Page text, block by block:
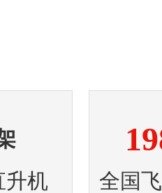
升机
全国